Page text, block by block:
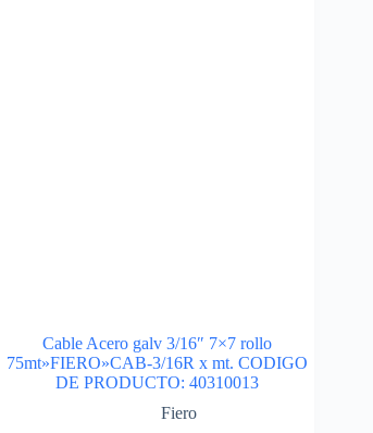
Cable Acero galv 3/16″ 7×7 rollo
75mt»FIERO»CAB-3/16R x mt. CODIGO
DE PRODUCTO: 40310013
Fiero